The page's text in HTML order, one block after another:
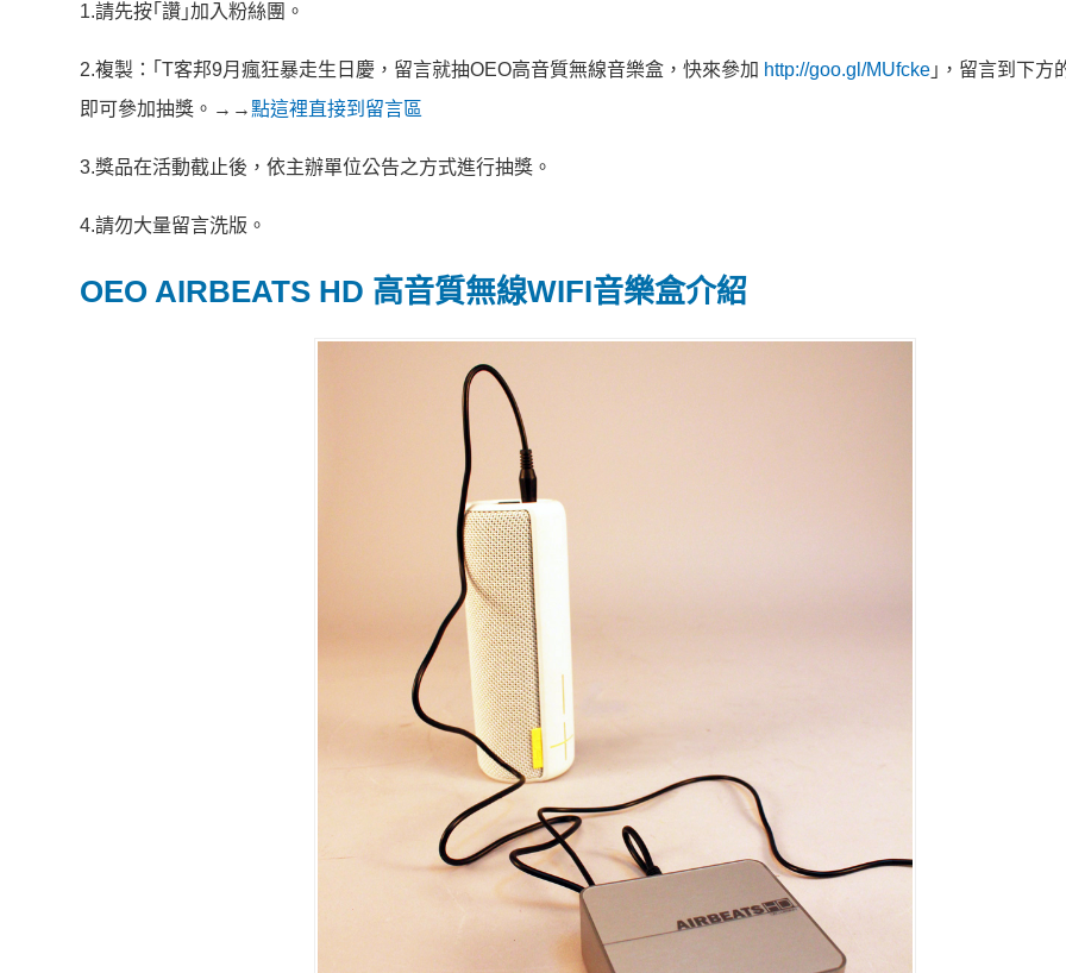
1.請先按｢讚｣加入粉絲團。
2.複製：｢T客邦9月瘋狂暴走生日慶，留言就抽OEO高音質無線音樂盒，快來參加 http://goo.gl/MUfcke ｣，留言到下方
即可參加抽獎。→→點這裡直接到留言區
3.獎品在活動截止後，依主辦單位公告之方式進行抽獎。
4.請勿大量留言洗版。
OEO AIRBEATS HD 高音質無線WIFI音樂盒介紹